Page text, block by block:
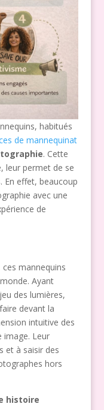
habitués
de mannequinat
. Cette
leur permet de se
En effet, beaucoup
avec une
de
ces mannequins
Ayant
des lumières,
devant la
intuitive des
image. Leur
et à saisir des
hors
histoire